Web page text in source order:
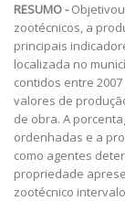
RESUMO -
zootécnicos, a
principais
localizada no
contidos entre
valores de
de obra. A
ordenhadas e a
como agentes
propriedade
zootécnico